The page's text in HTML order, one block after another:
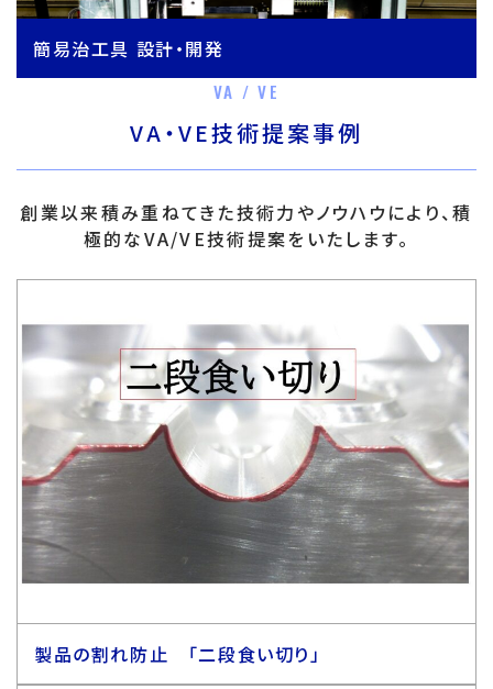
簡易治工具 設計・開発
VA / VE
VA・VE技術提案事例
創業以来積み重ねてきた技術力やノウハウにより、積
極的なVA/VE技術提案をいたします。
製品の割れ防止 「二段食い切り」